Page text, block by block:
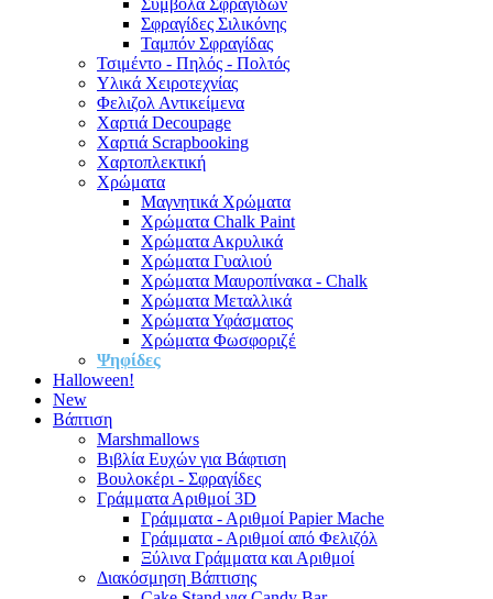
Σύμβολα Σφραγίδων
Σφραγίδες Σιλικόνης
Ταμπόν Σφραγίδας
Τσιμέντο - Πηλός - Πολτός
Υλικά Χειροτεχνίας
Φελιζολ Αντικείμενα
Χαρτιά Decoupage
Χαρτιά Scrapbooking
Χαρτοπλεκτική
Χρώματα
Μαγνητικά Χρώματα
Χρώματα Chalk Paint
Χρώματα Ακρυλικά
Χρώματα Γυαλιού
Χρώματα Μαυροπίνακα - Chalk
Χρώματα Μεταλλικά
Χρώματα Υφάσματος
Χρώματα Φωσφοριζέ
Ψηφίδες
Halloween!
New
Βάπτιση
Marshmallows
Βιβλία Ευχών για Βάφτιση
Βουλοκέρι - Σφραγίδες
Γράμματα Αριθμοί 3D
Γράμματα - Αριθμοί Papier Mache
Γράμματα - Αριθμοί από Φελιζόλ
Ξύλινα Γράμματα και Αριθμοί
Διακόσμηση Βάπτισης